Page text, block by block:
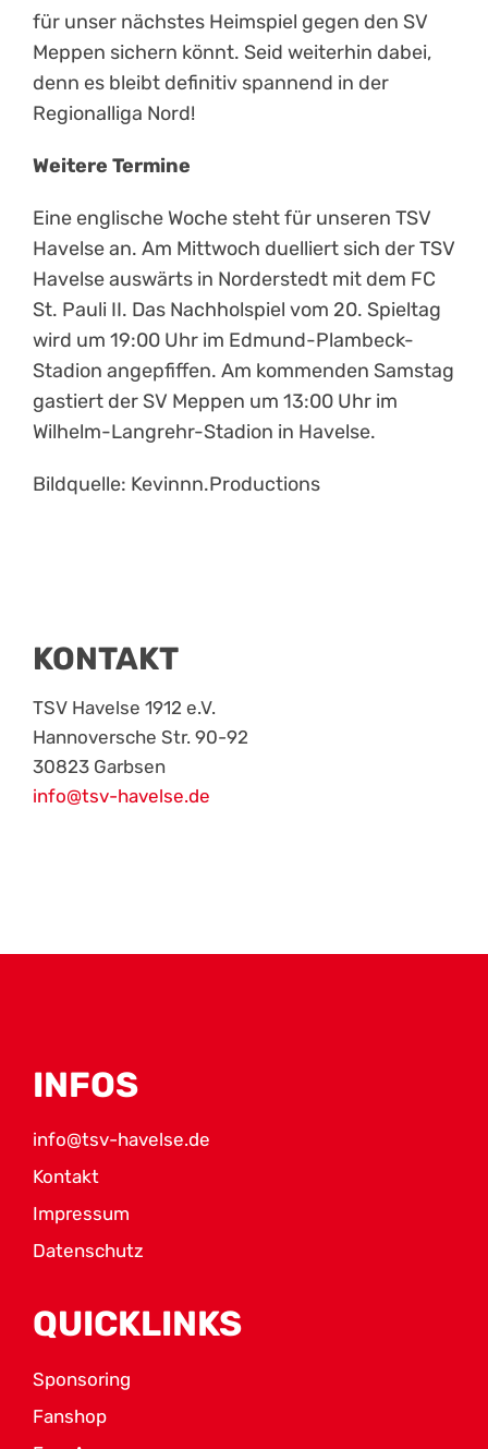
für unser nächstes Heimspiel gegen den SV
Meppen sichern könnt. Seid weiterhin dabei,
denn es bleibt definitiv spannend in der
Regionalliga Nord!
Weitere Termine
Eine englische Woche steht für unseren TSV
Havelse an. Am Mittwoch duelliert sich der TSV
Havelse auswärts in Norderstedt mit dem FC
St. Pauli II. Das Nachholspiel vom 20. Spieltag
wird um 19:00 Uhr im Edmund-Plambeck-
Stadion angepfiffen. Am kommenden Samstag
gastiert der SV Meppen um 13:00 Uhr im
Wilhelm-Langrehr-Stadion in Havelse.
Bildquelle: Kevinnn.Productions
KONTAKT
TSV Havelse 1912 e.V.
Hannoversche Str. 90-92
30823 Garbsen
info@tsv-havelse.de
INFOS
info@tsv-havelse.de
Kontakt
Impressum
Datenschutz
QUICKLINKS
Sponsoring
Fanshop